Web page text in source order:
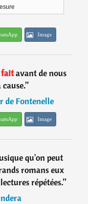
Image
faitavant de nous
”
de Fontenelle
Image
qu'on peut
romans eux
répétées.”